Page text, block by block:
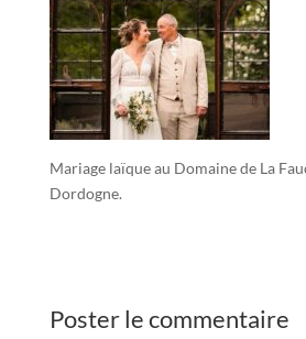
Mariage laïque au Domaine de La
Dordogne.
Poster le commentaire